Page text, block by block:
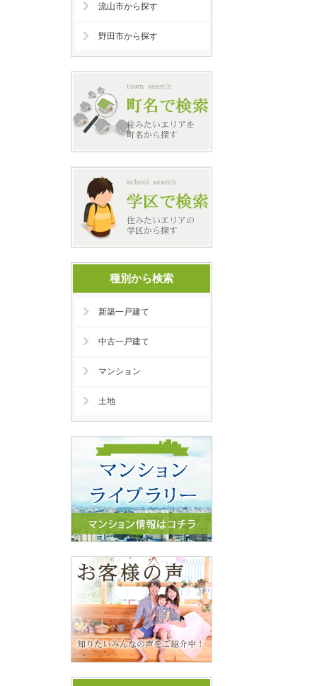
流山市から探す
野田市から探す
種別から検索
新築一戸建て
中古一戸建て
マンション
土地